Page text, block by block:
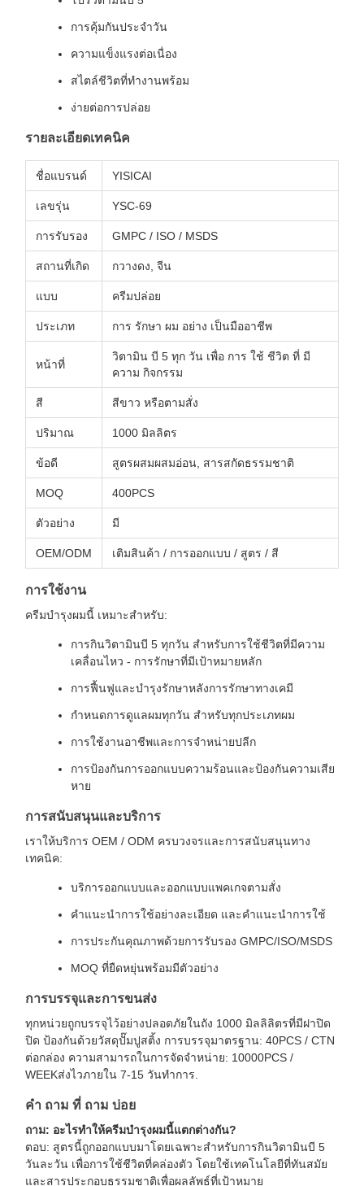
การคุ้มกันประจําวัน
ความแข็งแรงต่อเนื่อง
สไตล์ชีวิตที่ทํางานพร้อม
ง่ายต่อการปล่อย
รายละเอียดเทคนิค
ชื่อแบรนด์ YISICAI
เลขรุ่น YSC-69
การรับรอง GMPC / ISO / MSDS
สถานที่เกิด กวางดง, จีน
แบบ ครีมปล่อย
ประเภท การ รักษา ผม อย่าง เป็นมืออาชีพ
หน้าที่
วิตามิน บี 5 ทุก วัน เพื่อ การ ใช้ ชีวิต ที่ มี
ความ กิจกรรม
สี สีขาว หรือตามสั่ง
ปริมาณ 1000 มิลลิตร
ข้อดี สูตรผสมผสมอ่อน, สารสกัดธรรมชาติ
MOQ 400PCS
ตัวอย่าง มี
OEM/ODM เติมสินค้า / การออกแบบ / สูตร / สี
การใช้งาน
ครีมบํารุงผมนี้ เหมาะสําหรับ:
การกินวิตามินบี 5 ทุกวัน สําหรับการใช้ชีวิตที่มีความ
เคลื่อนไหว - การรักษาที่มีเป้าหมายหลัก
การฟื้นฟูและบํารุงรักษาหลังการรักษาทางเคมี
กําหนดการดูแลผมทุกวัน สําหรับทุกประเภทผม
การใช้งานอาชีพและการจําหน่ายปลีก
การป้องกันการออกแบบความร้อนและป้องกันความเสีย
หาย
การสนับสนุนและบริการ
เราให้บริการ OEM / ODM ครบวงจรและการสนับสนุนทาง
เทคนิค:
บริการออกแบบและออกแบบแพคเกจตามสั่ง
คําแนะนําการใช้อย่างละเอียด และคําแนะนําการใช้
การประกันคุณภาพด้วยการรับรอง GMPC/ISO/MSDS
MOQ ที่ยืดหยุ่นพร้อมมีตัวอย่าง
การบรรจุและการขนส่ง
ทุกหน่วยถูกบรรจุไว้อย่างปลอดภัยในถัง 1000 มิลลิลิตรที่มีฝาปิด
ปิด ป้องกันด้วยวัสดุปั๊มปูสติ้ง การบรรจุมาตรฐาน: 40PCS / CTN
ต่อกล่อง ความสามารถในการจัดจําหน่าย: 10000PCS /
WEEKส่งไวภายใน 7-15 วันทําการ.
คํา ถาม ที่ ถาม บ่อย
ถาม: อะไรทําให้ครีมบํารุงผมนี้แตกต่างกัน?
ตอบ: สูตรนี้ถูกออกแบบมาโดยเฉพาะสําหรับการกินวิตามินบี 5
วันละวัน เพื่อการใช้ชีวิตที่คล่องตัว โดยใช้เทคโนโลยีที่ทันสมัย
และสารประกอบธรรมชาติเพื่อผลลัพธ์ที่เป้าหมาย